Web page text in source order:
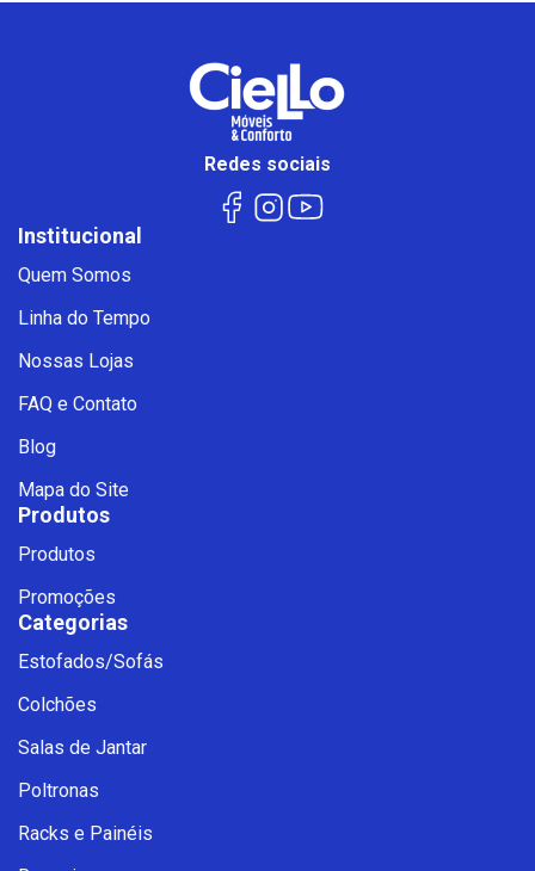
Redes sociais
Institucional
Quem Somos
Linha do Tempo
Nossas Lojas
FAQ e Contato
Blog
Mapa do Site
Produtos
Produtos
Promoções
Categorias
Estofados/Sofás
Colchões
Salas de Jantar
Poltronas
Racks e Painéis